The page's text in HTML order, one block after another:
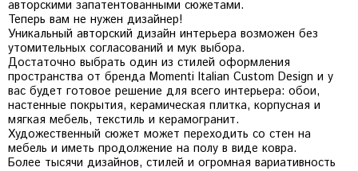
авторскими запатентованными сюжетами.
Теперь вам не нужен дизайнер!
Уникальный авторский дизайн интерьера возможен без
утомительных согласований и мук выбора.
Достаточно выбрать один из стилей оформления
пространства от бренда Momenti Italian Custom Design и у
вас будет готовое решение для всего интерьера: обои,
настенные покрытия, керамическая плитка, корпусная и
мягкая мебель, текстиль и керамогранит.
Художественный сюжет может переходить со стен на
мебель и иметь продолжение на полу в виде ковра.
Более тысячи дизайнов, стилей и огромная вариативность